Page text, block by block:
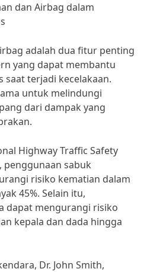
dan Airbag dalam
adalah dua fitur penting
yang dapat membantu
saat terjadi kecelakaan.
untuk melindungi
dari dampak yang
Highway Traffic Safety
penggunaan sabuk
risiko kematian dalam
45%. Selain itu,
dapat mengurangi risiko
kepala dan dada hingga
Dr. John Smith,